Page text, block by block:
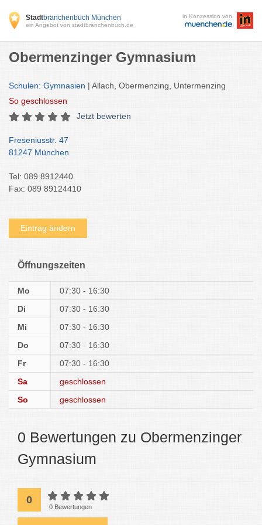
Stadtbranchenbuch München
ein Angebot von stadtbranchenbuch.de
in Konzession von
Obermenzinger Gymnasium
Schulen: Gymnasien | Allach, Obermenzing, Untermenzing
So geschlossen
Jetzt bewerten
Freseniusstr. 47
81247 München
Tel: 089 8912440
Fax: 089 89124410
Eintrag ändern
Öffnungszeiten
Mo
07:30 - 16:30
Di
07:30 - 16:30
Mi
07:30 - 16:30
Do
07:30 - 16:30
Fr
07:30 - 16:30
Sa
geschlossen
So
geschlossen
0 Bewertungen zu Obermenzinger
Gymnasium
0
0 Bewertungen